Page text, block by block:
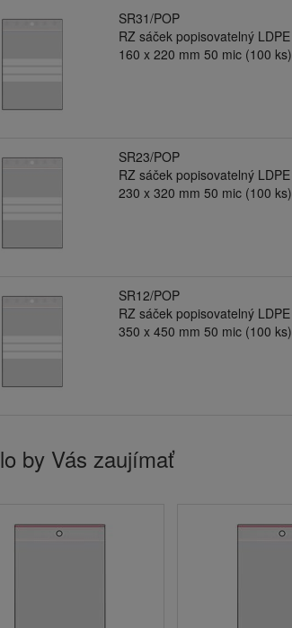
SR31/POP
RZ sáček popisovatelný LDPE
160 x 220 mm 50 mic (100 ks)
SR23/POP
RZ sáček popisovatelný LDPE
230 x 320 mm 50 mic (100 ks)
SR12/POP
RZ sáček popisovatelný LDPE
350 x 450 mm 50 mic (100 ks)
by Vás zaujímať